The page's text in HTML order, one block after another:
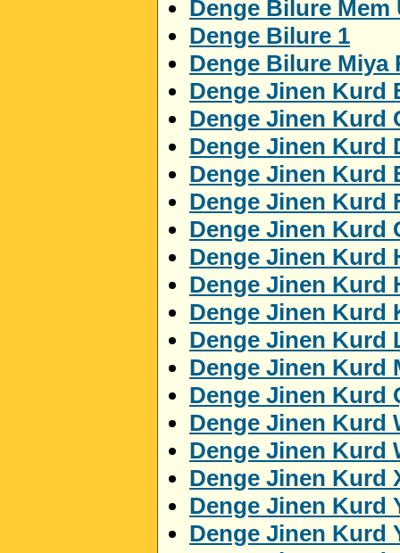
Denge Bilure Mem
Denge Bilure 1
Denge Bilure Miya
Denge Jinen Kurd
Denge Jinen Kurd
Denge Jinen Kurd
Denge Jinen Kurd
Denge Jinen Kurd
Denge Jinen Kurd
Denge Jinen Kurd
Denge Jinen Kurd
Denge Jinen Kurd
Denge Jinen Kurd
Denge Jinen Kurd
Denge Jinen Kurd
Denge Jinen Kurd
Denge Jinen Kurd
Denge Jinen Kurd
Denge Jinen Kurd
Denge Jinen Kurd